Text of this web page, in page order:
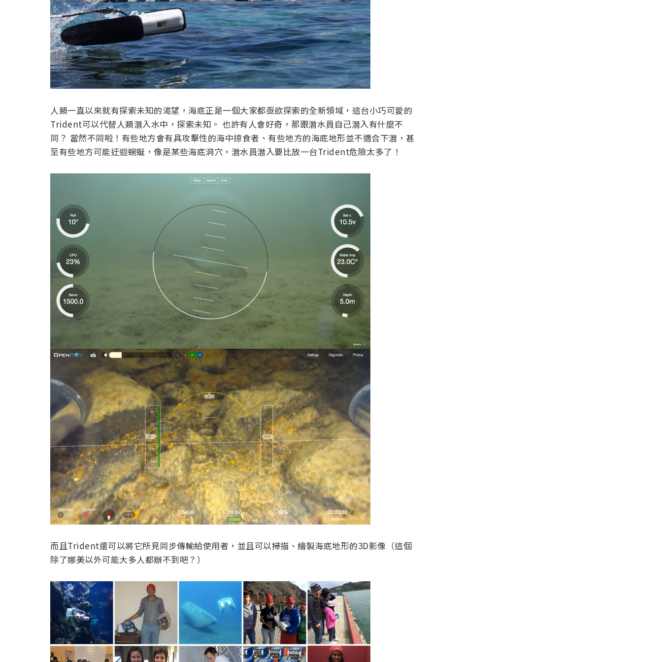
人類一直以來就有探索未知的渴望，海底正是一個大家都亟欲探索的全新領域，這台小巧可愛的
Trident可以代替人類潛入水中，探索未知。 也許有人會好奇，那跟潛水員自己潛入有什麼不
同？ 當然不同啦！有些地方會有具攻擊性的海中掠食者、有些地方的海底地形並不適合下潛，甚
至有些地方可能迂迴蜿蜒，像是某些海底洞穴，潛水員潛入要比放一台Trident危險太多了！
而且Trident還可以將它所見同步傳輸給使用者，並且可以掃描、繪製海底地形的3D影像（這個
除了娜美以外可能大多人都辦不到吧？）